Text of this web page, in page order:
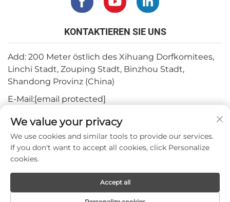
KONTAKTIEREN SIE UNS
Add: 200 Meter östlich des Xihuang Dorfkomitees,
Linchi Stadt, Zouping Stadt, Binzhou Stadt,
Shandong Provinz (China)
E-Mail:[email protected]
Tel.: +82-3180427370
Telefon: +86-15564344404
WhatsApp: +82-1022396668
Urheberrecht © 2024 Mepro Medical Co.,Ltd.
We value your privacy
We use cookies and similar tools to provide our services.
If you don't want to accept all cookies, click Personalize
cookies.
Accept all